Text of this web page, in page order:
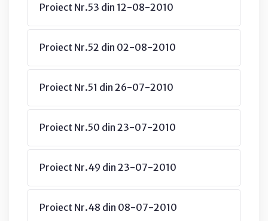
Proiect Nr.53 din 12-08-2010
Proiect Nr.52 din 02-08-2010
Proiect Nr.51 din 26-07-2010
Proiect Nr.50 din 23-07-2010
Proiect Nr.49 din 23-07-2010
Proiect Nr.48 din 08-07-2010